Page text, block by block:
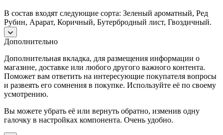
В состав входят следующие сорта: Зеленый ароматный, Ред
Рубин, Арарат, Коричный, Бутербродный лист, Гвоздичный.
Дополнительно
Дополнительная вкладка, для размещения информации о
магазине, доставке или любого другого важного контента.
Поможет вам ответить на интересующие покупателя вопросы
и развеять его сомнения в покупке. Используйте её по своему
усмотрению.
Вы можете убрать её или вернуть обратно, изменив одну
галочку в настройках компонента. Очень удобно.